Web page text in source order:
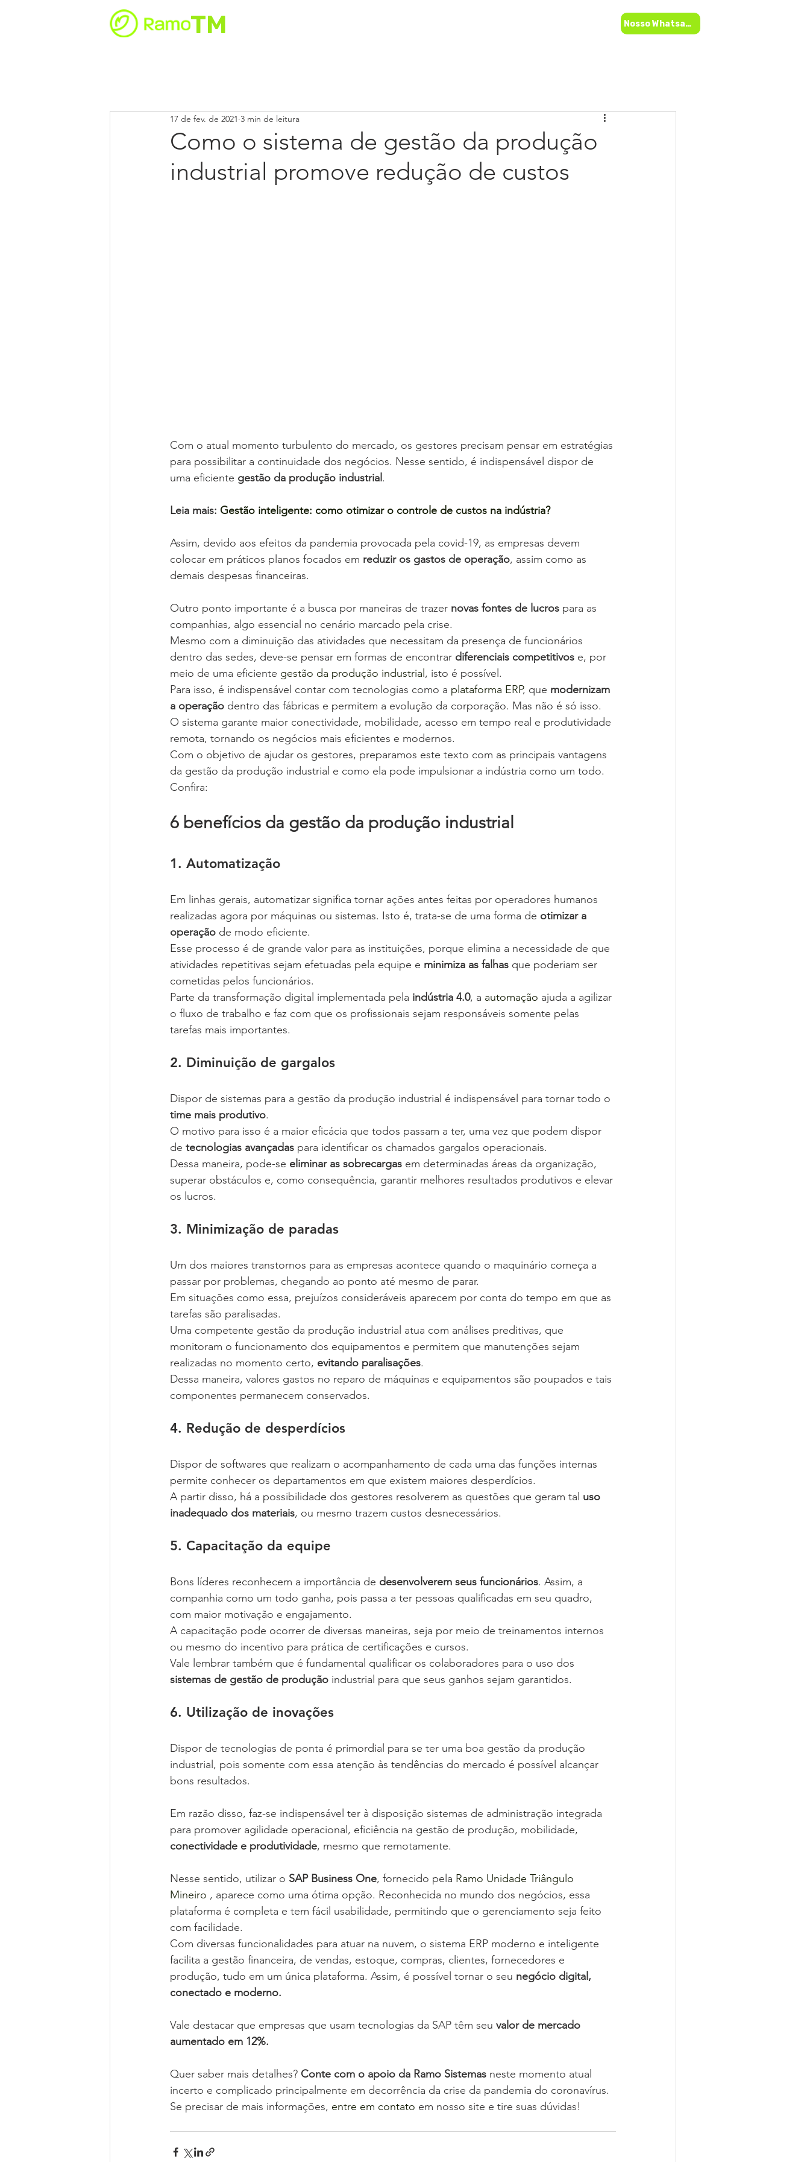
TM Nosso Whatsapp
Como o sistema de gestão da produção
industrial promove redução de custos
17 de fev. de 2021 3 min de leitura
Com o atual momento turbulento do mercado, os gestores precisam pensar em estratégias
para possibilitar a continuidade dos negócios. Nesse sentido, é indispensável dispor de
uma eficiente gestão da produção industrial.
Leia mais: Gestão inteligente: como otimizar o controle de custos na indústria?
Assim, devido aos efeitos da pandemia provocada pela covid-19, as empresas devem
colocar em práticos planos focados em reduzir os gastos de operação, assim como as
demais despesas financeiras.
Outro ponto importante é a busca por maneiras de trazer novas fontes de lucros para as
companhias, algo essencial no cenário marcado pela crise.
Mesmo com a diminuição das atividades que necessitam da presença de funcionários
dentro das sedes, deve-se pensar em formas de encontrar diferenciais competitivos e, por
meio de uma eficiente gestão da produção industrial, isto é possível.
Para isso, é indispensável contar com tecnologias como a plataforma ERP, que modernizam
a operação dentro das fábricas e permitem a evolução da corporação. Mas não é só isso.
O sistema garante maior conectividade, mobilidade, acesso em tempo real e produtividade
remota, tornando os negócios mais eficientes e modernos.
Com o objetivo de ajudar os gestores, preparamos este texto com as principais vantagens
da gestão da produção industrial e como ela pode impulsionar a indústria como um todo.
Confira:
6 benefícios da gestão da produção industrial
1. Automatização
Em linhas gerais, automatizar significa tornar ações antes feitas por operadores humanos
realizadas agora por máquinas ou sistemas. Isto é, trata-se de uma forma de otimizar a
operação de modo eficiente.
Esse processo é de grande valor para as instituições, porque elimina a necessidade de que
atividades repetitivas sejam efetuadas pela equipe e minimiza as falhas que poderiam ser
cometidas pelos funcionários.
Parte da transformação digital implementada pela indústria 4.0, a automação ajuda a agilizar
o fluxo de trabalho e faz com que os profissionais sejam responsáveis somente pelas
tarefas mais importantes.
2. Diminuição de gargalos
Dispor de sistemas para a gestão da produção industrial é indispensável para tornar todo o
time mais produtivo.
O motivo para isso é a maior eficácia que todos passam a ter, uma vez que podem dispor
de tecnologias avançadas para identificar os chamados gargalos operacionais.
Dessa maneira, pode-se eliminar as sobrecargas em determinadas áreas da organização,
superar obstáculos e, como consequência, garantir melhores resultados produtivos e elevar
os lucros.
3. Minimização de paradas
Um dos maiores transtornos para as empresas acontece quando o maquinário começa a
passar por problemas, chegando ao ponto até mesmo de parar.
Em situações como essa, prejuízos consideráveis aparecem por conta do tempo em que as
tarefas são paralisadas.
Uma competente gestão da produção industrial atua com análises preditivas, que
monitoram o funcionamento dos equipamentos e permitem que manutenções sejam
realizadas no momento certo, evitando paralisações.
Dessa maneira, valores gastos no reparo de máquinas e equipamentos são poupados e tais
componentes permanecem conservados.
4. Redução de desperdícios
Dispor de softwares que realizam o acompanhamento de cada uma das funções internas
permite conhecer os departamentos em que existem maiores desperdícios.
A partir disso, há a possibilidade dos gestores resolverem as questões que geram tal uso
inadequado dos materiais, ou mesmo trazem custos desnecessários.
5. Capacitação da equipe
Bons líderes reconhecem a importância de desenvolverem seus funcionários. Assim, a
companhia como um todo ganha, pois passa a ter pessoas qualificadas em seu quadro,
com maior motivação e engajamento.
A capacitação pode ocorrer de diversas maneiras, seja por meio de treinamentos internos
ou mesmo do incentivo para prática de certificações e cursos.
Vale lembrar também que é fundamental qualificar os colaboradores para o uso dos
sistemas de gestão de produção industrial para que seus ganhos sejam garantidos.
6. Utilização de inovações
Dispor de tecnologias de ponta é primordial para se ter uma boa gestão da produção
industrial, pois somente com essa atenção às tendências do mercado é possível alcançar
bons resultados.
Em razão disso, faz-se indispensável ter à disposição sistemas de administração integrada
para promover agilidade operacional, eficiência na gestão de produção, mobilidade,
conectividade e produtividade, mesmo que remotamente.
Nesse sentido, utilizar o SAP Business One, fornecido pela Ramo Unidade Triângulo
Mineiro , aparece como uma ótima opção. Reconhecida no mundo dos negócios, essa
plataforma é completa e tem fácil usabilidade, permitindo que o gerenciamento seja feito
com facilidade.
Com diversas funcionalidades para atuar na nuvem, o sistema ERP moderno e inteligente
facilita a gestão financeira, de vendas, estoque, compras, clientes, fornecedores e
produção, tudo em um única plataforma. Assim, é possível tornar o seu negócio digital,
conectado e moderno.
Vale destacar que empresas que usam tecnologias da SAP têm seu valor de mercado
aumentado em 12%.
Quer saber mais detalhes? Conte com o apoio da Ramo Sistemas neste momento atual
incerto e complicado principalmente em decorrência da crise da pandemia do coronavírus.
Se precisar de mais informações, entre em contato em nosso site e tire suas dúvidas!